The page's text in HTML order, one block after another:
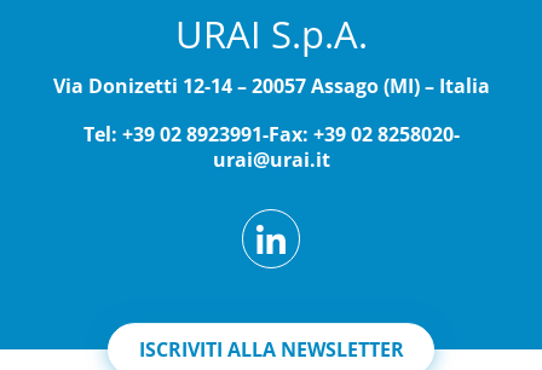
URAI S.p.A.
Via Donizetti 12-14 – 20057 Assago (MI) – Italia
Tel: +39 02 8923991-Fax: +39 02 8258020-
urai@urai.it
ISCRIVITI ALLA NEWSLETTER